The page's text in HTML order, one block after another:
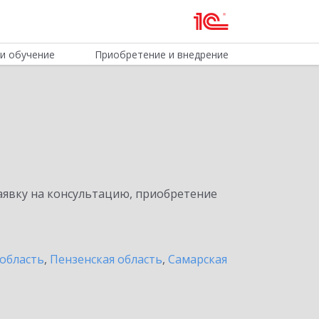
обучение Приобретение и внедрение
на консультацию, приобретение
, Пензенская область, Самарская